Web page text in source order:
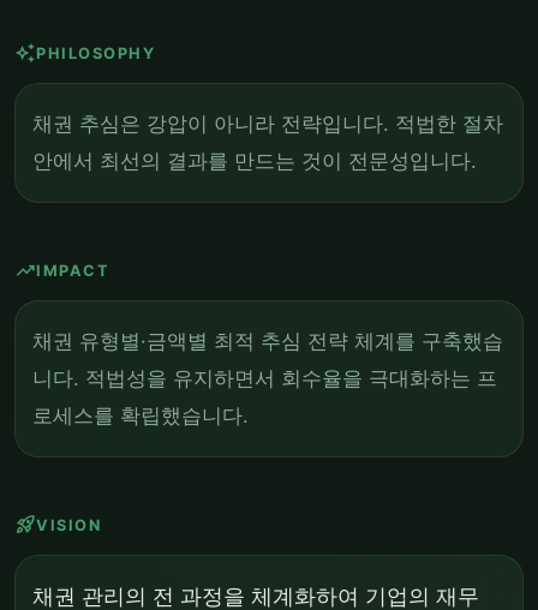
auto_awesomePHILOSOPHY
채권 추심은 강압이 아니라 전략입니다. 적법한 절차
안에서 최선의 결과를 만드는 것이 전문성입니다.
trending_upIMPACT
채권 유형별·금액별 최적 추심 전략 체계를 구축했습
니다. 적법성을 유지하면서 회수율을 극대화하는 프
로세스를 확립했습니다.
rocket_launchVISION
채권 관리의 전 과정을 체계화하여 기업의 재무